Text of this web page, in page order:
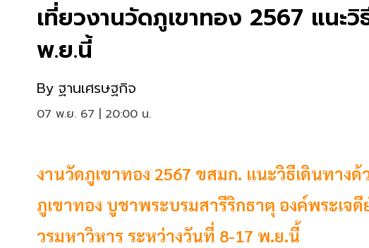
เที่ยวงานวัดภูเขาทอง 2567 แนะ
พ.ย.นี้
By ฐานเศรษฐกิจ
07 พ.ย. 67 | 20:00 น.
งานวัดภูเขาทอง 2567 ขสมก. แนะวิธีเดินทาง
ภูเขาทอง บูชาพระบรมสารีริกธาตุ องค์พระเจ
วรมหาวิหาร ระหว่างวันที่ 8-17 พ.ย.นี้